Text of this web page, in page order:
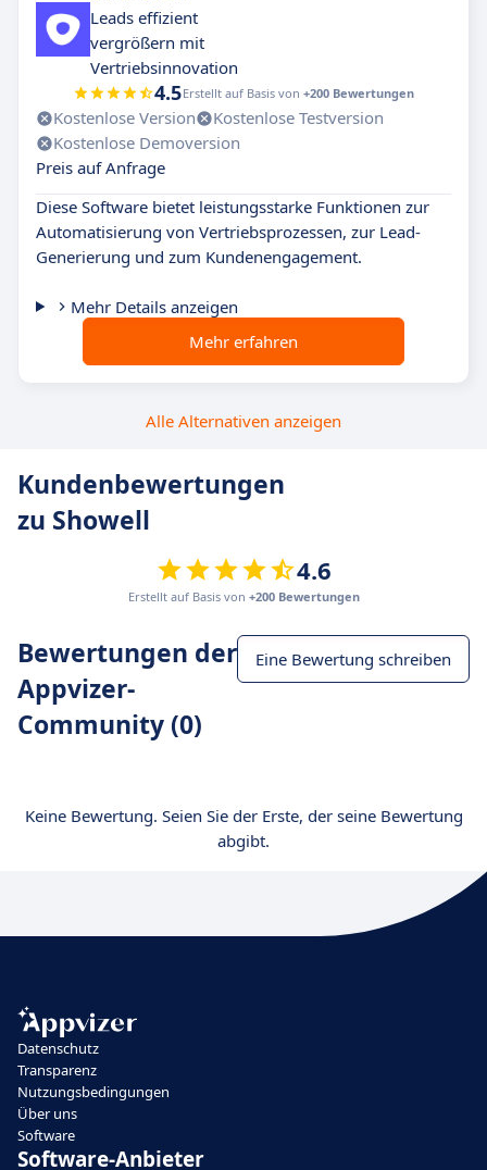
Leads effizient
vergrößern mit
Vertriebsinnovation
4.5Erstellt auf Basis von +200 Bewertungen
Kostenlose Version
Kostenlose Testversion
Kostenlose Demoversion
Preis auf Anfrage
Diese Software bietet leistungsstarke Funktionen zur
Automatisierung von Vertriebsprozessen, zur Lead-
Generierung und zum Kundenengagement.
Mehr Details anzeigen
Mehr erfahren
Alle Alternativen anzeigen
Kundenbewertungen
zu Showell
4.6
Erstellt auf Basis von +200 Bewertungen
Bewertungen der
Appvizer-
Community (0)
Eine Bewertung schreiben
Keine Bewertung. Seien Sie der Erste, der seine Bewertung
abgibt.
Datenschutz
Transparenz
Nutzungsbedingungen
Über uns
Software
Software-Anbieter